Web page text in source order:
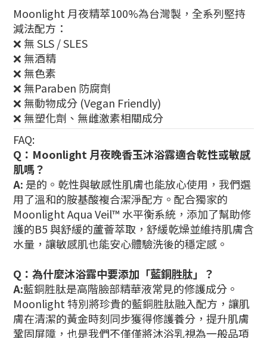
Moonlight 月夜精萃100%為台灣製，全系列堅持
減法配方：
❌ 無 SLS / SLES
❌ 無酒精
❌ 無色素
❌ 無Paraben 防腐劑
❌ 無動物成分 (Vegan Friendly)
❌ 無塑化劑、無雌激素相關成分
FAQ:
Q：Moonlight 月夜晚香玉沐浴露適合乾性或敏感
肌嗎？
A: 是的。乾性與敏感性肌膚也能放心使用，我們選
用了溫和的胺基酸複合潔淨配方。配合獨家的
Moonlight Aqua Veil™ 水平衡系統，添加了幫助修
護的B5 與舒緩的蘆薈萃取，舒緩乾燥並維持肌膚含
水量，讓敏感肌也能安心體驗洗後的穩定感。
Q：為什麼沐浴露中要添加「藍銅胜肽」？
A:藍銅胜肽是高階臉部精華液常見的修護成分。
Moonlight 特別將珍貴的藍銅胜肽融入配方，讓肌
膚在清潔的黃金時刻同步獲得修護養分，提升肌膚
鞏固屏障，也是我們不僅僅將沐浴乳視為一般品項